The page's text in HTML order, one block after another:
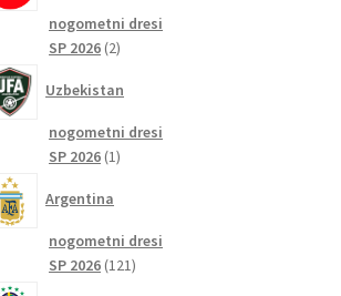
nogometni dresi
SP 2026 22
Uzbekistan
nogometni dresi
SP 2026 11
Argentina
nogometni dresi
SP 2026 121121